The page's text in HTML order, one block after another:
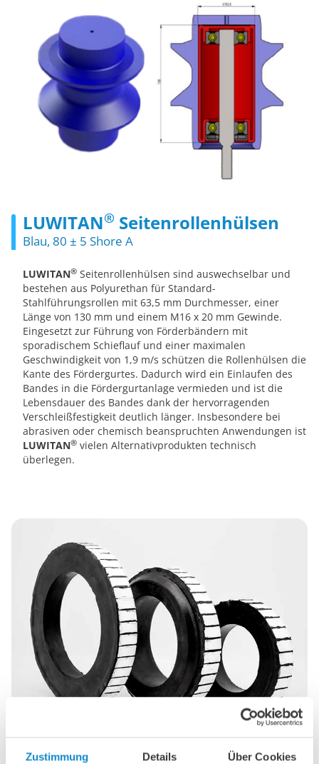
Zustimmung Details Über Cookies
LUWITAN® Seitenrollenhülsen
Blau, 80 ± 5 Shore A
LUWITAN® Seitenrollenhülsen sind auswechselbar und
bestehen aus Polyurethan für Standard-
Stahlführungsrollen mit 63,5 mm Durchmesser, einer
Länge von 130 mm und einem M16 x 20 mm Gewinde.
Eingesetzt zur Führung von Förderbändern mit
sporadischem Schieflauf und einer maximalen
Geschwindigkeit von 1,9 m/s schützen die Rollenhülsen die
Kante des Fördergurtes. Dadurch wird ein Einlaufen des
Bandes in die Fördergurtanlage vermieden und ist die
Lebensdauer des Bandes dank der hervorragenden
Verschleißfestigkeit deutlich länger. Insbesondere bei
abrasiven oder chemisch beanspruchten Anwendungen ist
LUWITAN® vielen Alternativprodukten technisch
überlegen.
Ceralast Stützringe